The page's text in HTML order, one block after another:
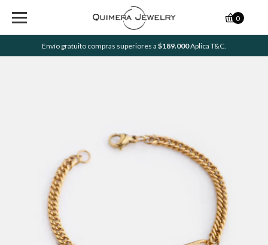
Envío gratuito compras superiores a $189.000Aplica T&C.
0